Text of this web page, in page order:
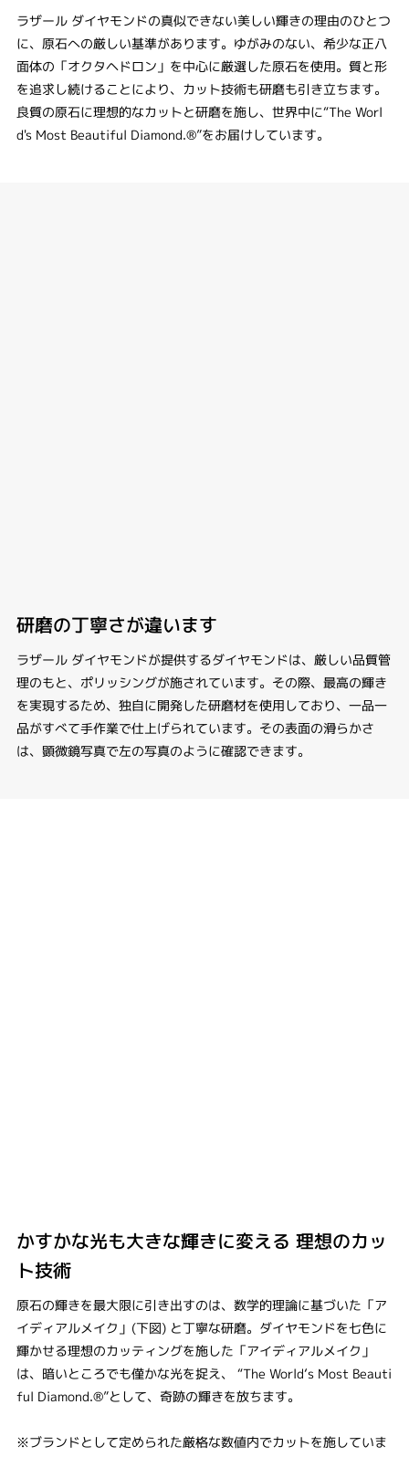
ラザール ダイヤモンドの真似できない美しい輝きの理由のひとつ
に、原石への厳しい基準があります。ゆがみのない、希少な正八
面体の「オクタヘドロン」を中心に厳選した原石を使用。質と形
を追求し続けることにより、カット技術も研磨も引き立ちます。
良質の原石に理想的なカットと研磨を施し、世界中に“The Worl
d's Most Beautiful Diamond.®”をお届けしています。
研磨の丁寧さが違います
ラザール ダイヤモンドが提供するダイヤモンドは、厳しい品質管
理のもと、ポリッシングが施されています。その際、最高の輝き
を実現するため、独自に開発した研磨材を使用しており、一品一
品がすべて手作業で仕上げられています。その表面の滑らかさ
は、顕微鏡写真で左の写真のように確認できます。
かすかな光も大きな輝きに変える 理想のカッ
ト技術
原石の輝きを最大限に引き出すのは、数学的理論に基づいた「ア
イディアルメイク」(下図) と丁寧な研磨。ダイヤモンドを七色に
輝かせる理想のカッティングを施した「アイディアルメイク」
は、暗いところでも僅かな光を捉え、 “The World‘s Most Beauti
ful Diamond.®”として、奇跡の輝きを放ちます。
※ブランドとして定められた厳格な数値内でカットを施していま